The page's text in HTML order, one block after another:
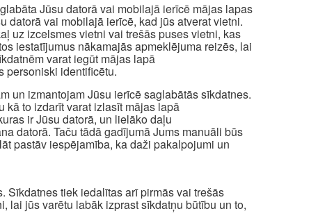
Jūsu datorā vai mobilajā ierīcē mājas lapas
datorā vai mobilajā ierīcē, kad jūs atverat vietni.
uz izcelsmes vietni vai trešās puses vietni, kas
iestatījumus nākamajās apmeklējuma reizēs, lai
varat iegūt mājas lapā
personiski identificētu.
un izmantojam Jūsu ierīcē saglabātās sīkdatnes.
kā to izdarīt varat izlasīt mājas lapā
ir Jūsu datorā, un lielāko daļu
datorā. Taču tādā gadījumā Jums manuāli būs
pastāv iespējamība, ka daži pakalpojumi un
Sīkdatnes tiek iedalītas arī pirmās vai trešās
lai jūs varētu labāk izprast sīkdatņu būtību un to,